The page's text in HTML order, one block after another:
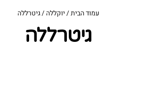
עמוד הבית/יוקללה/ גיטרללה
גיטרללה